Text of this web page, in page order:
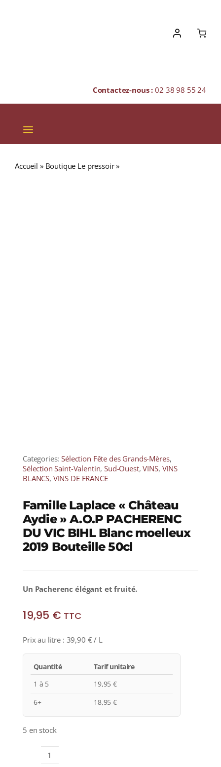
Contactez-nous :02 38 98 55 24
Toggle
Navigation
Accueil » Boutique Le pressoir»
Categories:Sélection Fête des Grands-Mères,
Sélection Saint-Valentin,Sud-Ouest,VINS, VINS
BLANCS, VINS DE FRANCE
Famille Laplace « Château
Aydie » A.O.P PACHERENC
DU VIC BIHL Blanc moelleux
2019 Bouteille 50cl
Un Pacherenc élégant et fruité.
19,95 € TTC
Prix au litre : 39,90 € / L
Quantité
Tarif unitaire
1 à 5
19,95€
6+
18,95€
5 en stock
quantité